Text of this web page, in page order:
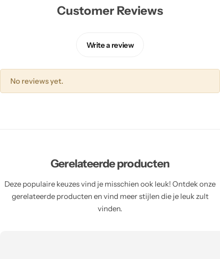
Customer Reviews
Write a review
No reviews yet.
Gerelateerde producten
Deze populaire keuzes vind je misschien ook leuk! Ontdek onze
gerelateerde producten en vind meer stijlen die je leuk zult
vinden.